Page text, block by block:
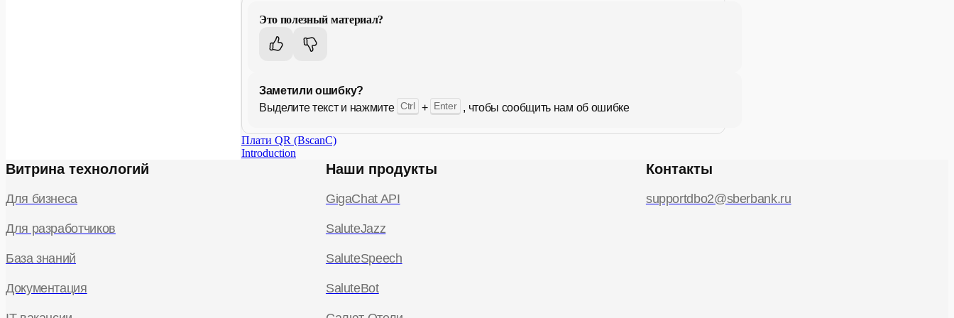
Это полезный материал?
Заметили ошибку?
Выделите текст и нажмите Ctrl + Enter , чтобы сообщить нам об ошибке
Плати QR (BscanC)
Introduction
Витрина технологий
Для бизнеса
Для разработчиков
База знаний
Документация
Наши продукты
GigaChat API
SaluteJazz
SaluteSpeech
SaluteBot
Контакты
supportdbo2@sberbank.ru